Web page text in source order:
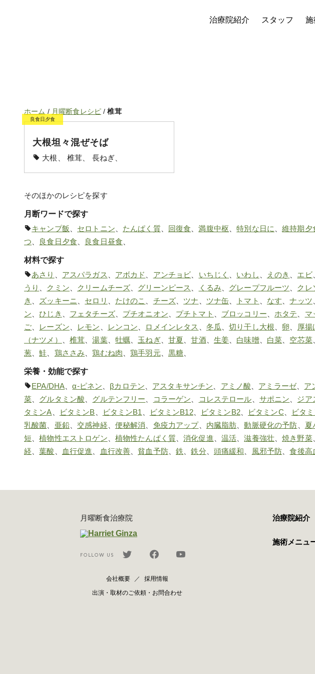
治療院紹介 スタッフ 施
ホーム / 月曜断食レシピ/椎茸
良食日夕食
大根坦々混ぜそば
大根、 椎茸、 長ねぎ、
そのほかのレシピを探す
月断ワードで探す
キャンプ飯
セロトニン たんぱく質、 回復食 、満腹中枢 、特別な日に 、維持期夕
つ
良食日夕食 良食日昼食
材料で探す
あさり
アスパラガス アボカド アンチョビ いちじく いわし えのき エビ
うり
クミン クリームチーズ グリーンピース くるみ グレープフルーツ クレ
き
ズッキーニ セロリ たけのこ チーズ ツナ ツナ缶 トマト なす 、ナッツ
ン 、ひじき フェタチーズ、 プチオニオン プチトマト ブロッコリー ホタテ マ
ご
レーズン レモン レンコン ロメインレタス 冬瓜 、切り干し大根 卵 厚揚
（ナツメ）
椎茸 、湯葉、 牡蠣 玉ねぎ、 甘夏 、甘酒、 生姜 白味噌、 白菜 空芯菜
葱 、鮭 鶏ささみ 、鶏むね肉 、鶏手羽元、 黒糖
栄養・効能で探す
EPA/DHA 、α-ピネン βカロテン アスタキサンチン アミノ酸 アミラーゼ、 ア
菜
グルタミン酸 グルテンフリー コラーゲン コレステロール サポニン ジア
タミンA
ビタミンB ビタミンB1 ビタミンB12、 ビタミンB2、 ビタミンC ビタ
乳酸菌
亜鉛、交感神経 便秘解消 免疫力アップ、 内臓脂肪 、動脈硬化の予防 夏
短 、植物性エストロゲン 植物性たんぱく質 、消化促進 温活 、滋養強壮 、焼き野菜
経 、葉酸 血行促進 血行改善 、貧血予防、鉄 、鉄分 頭痛緩和 風邪予防 、食後高
月曜断食治療院
FOLLOW US
会社概要
採用情報
出演・取材のご依頼・お問合わせ
治療院紹介
施術メニュ